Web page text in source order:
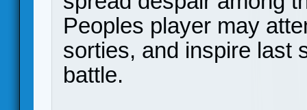
Peoples player may
sorties, and inspire last
battle.